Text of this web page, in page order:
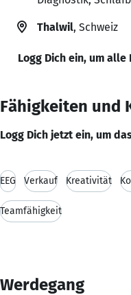
Thalwil, Schweiz
Logg Dich ein, um alle
Fähigkeiten und
Logg Dich jetzt ein, um
EEG Verkauf Kreativität
Teamfähigkeit
Werdegang